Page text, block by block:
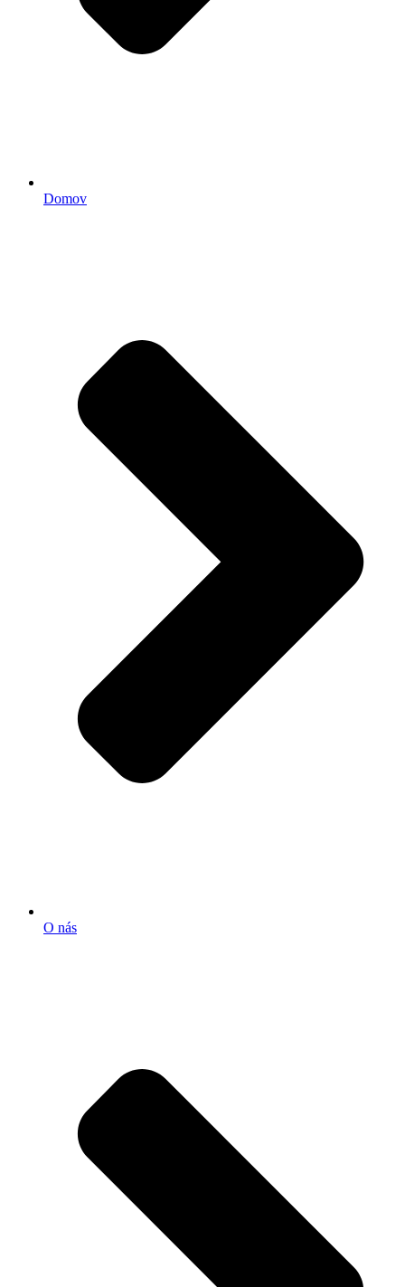
Domov
O nás